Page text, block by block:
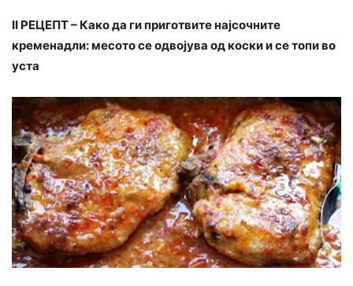
II РЕЦЕПТ – Како да ги приготвите најсочните
кременадли: месото се одвојува од коски и се топи во
уста